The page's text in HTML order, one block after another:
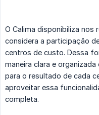
O Calima disponibiliza nos
considera a participação
centros de custo. Dessa
maneira clara e
para o resultado de cada
aproveitar essa
completa.